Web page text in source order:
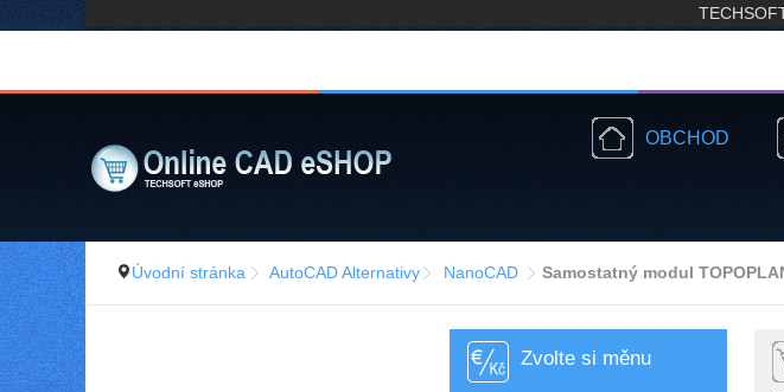
OBCHOD
Úvodní stránka AutoCAD Alternativy NanoCAD Samostatný modul
Zvolte si měnu